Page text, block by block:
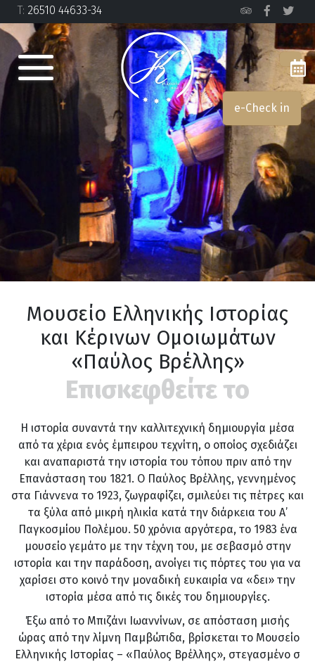
Τ: 26510 44633-34
Τ.
e-Check in
Μουσείο Ελληνικής Ιστορίας
και Κέρινων Ομοιωμάτων
«Παύλος Βρέλλης»
Επισκεφθείτε το
Η ιστορία συναντά την καλλιτεχνική δημιουργία μέσα
από τα χέρια ενός έμπειρου τεχνίτη, ο οποίος σχεδιάζει
και αναπαριστά την ιστορία του τόπου πριν από την
Επανάσταση του 1821. Ο Παύλος Βρέλλης, γεννημένος
στα Γιάννενα το 1923, ζωγραφίζει, σμιλεύει τις πέτρες και
τα ξύλα από μικρή ηλικία κατά την διάρκεια του Α’
Παγκοσμίου Πολέμου. 50 χρόνια αργότερα, το 1983 ένα
μουσείο γεμάτο με την τέχνη του, με σεβασμό στην
ιστορία και την παράδοση, ανοίγει τις πόρτες του για να
χαρίσει στο κοινό την μοναδική ευκαιρία να «δει» την
ιστορία μέσα από τις δικές του δημιουργίες.
Έξω από το Μπιζάνι Ιωαννίνων, σε απόσταση μισής
ώρας από την λίμνη Παμβώτιδα, βρίσκεται το Μουσείο
Ελληνικής Ιστορίας – «Παύλος Βρέλλης», στεγασμένο σ